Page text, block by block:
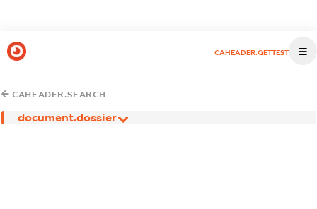
CAHEADER.GETTEST
CAHEADER.SEARCH
document.dossier